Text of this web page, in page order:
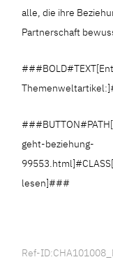
alle, die ihre
Partnerschaft
geht-beziehung-
lesen]###
Ref-